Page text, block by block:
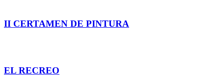
II CERTAMEN DE PINTURA
EL RECREO